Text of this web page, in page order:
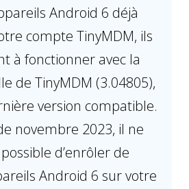
Android 6 déjà
compte TinyMDM, ils
à fonctionner avec la
de TinyMDM (3.04805),
version compatible.
novembre 2023, il ne
d’enrôler de
Android 6 sur votre